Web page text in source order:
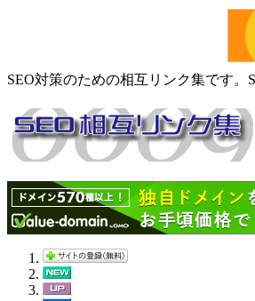
SEO対策のための相互リンク集です